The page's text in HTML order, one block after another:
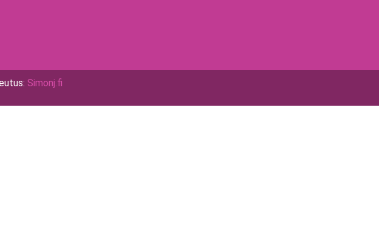
Simonj.fi